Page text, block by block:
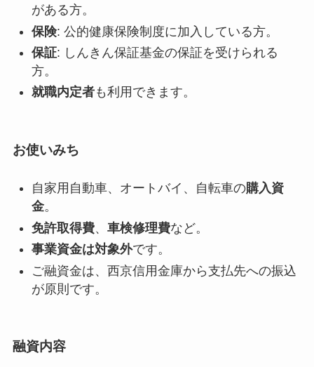
がある方。
保険: 公的健康保険制度に加入している方。
保証: しんきん保証基金の保証を受けられる
方。
就職内定者も利用できます。
お使いみち
自家用自動車、オートバイ、自転車の購入資
金。
免許取得費、 車検修理費など。
事業資金は対象外です。
ご融資金は、西京信用金庫から支払先への振込
が原則です。
融資内容